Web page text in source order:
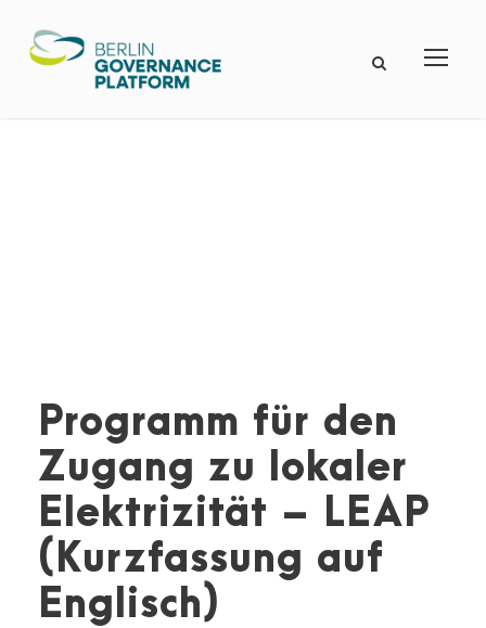
Programm für den
Zugang zu lokaler
Elektrizität – LEAP
(Kurzfassung auf
Englisch)